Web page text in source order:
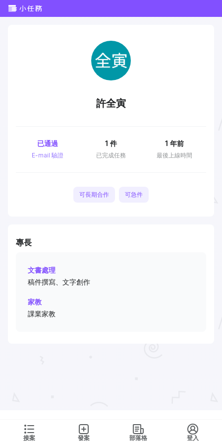
接案 發案 部落格 登入
許全寅
E-mail 驗證
已通過
已完成任務
1 件
最後上線時間
1 年前
可長期合作 可急件
專長
文書處理
稿件撰寫、文字創作
家教
課業家教